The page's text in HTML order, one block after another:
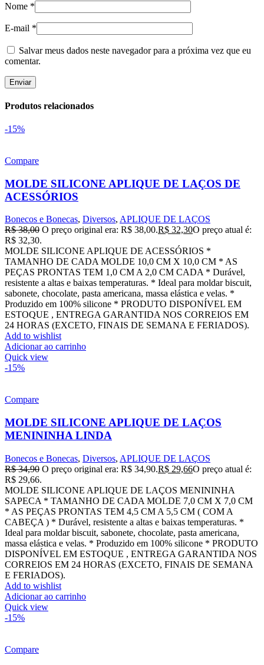
Nome *
E-mail *
Salvar meus dados neste navegador para a próxima vez que eu
comentar.
Produtos relacionados
-15%
Compare
MOLDE SILICONE APLIQUE DE LAÇOS DE
ACESSÓRIOS
Bonecos e Bonecas, Diversos, APLIQUE DE LAÇOS
R$38,00 O preço original era: R$ 38,00.R$ 32,30O preço atual é:
R$ 32,30.
MOLDE SILICONE APLIQUE DE ACESSÓRIOS *
TAMANHO DE CADA MOLDE 10,0 CM X 10,0 CM * AS
PEÇAS PRONTAS TEM 1,0 CM A 2,0 CM CADA * Durável,
resistente a altas e baixas temperaturas. * Ideal para moldar biscuit,
sabonete, chocolate, pasta americana, massa elástica e velas. *
Produzido em 100% silicone * PRODUTO DISPONÍVEL EM
ESTOQUE , ENTREGA GARANTIDA NOS CORREIOS EM
24 HORAS (EXCETO, FINAIS DE SEMANA E FERIADOS).
Add to wishlist
Adicionar ao carrinho
Quick view
-15%
Compare
MOLDE SILICONE APLIQUE DE LAÇOS
MENININHA LINDA
Bonecos e Bonecas, Diversos, APLIQUE DE LAÇOS
R$34,90 O preço original era: R$ 34,90.R$ 29,66O preço atual é:
R$ 29,66.
MOLDE SILICONE APLIQUE DE LAÇOS MENININHA
SAPECA * TAMANHO DE CADA MOLDE 7,0 CM X 7,0 CM
* AS PEÇAS PRONTAS TEM 4,5 CM A 5,5 CM ( COM A
CABEÇA ) * Durável, resistente a altas e baixas temperaturas. *
Ideal para moldar biscuit, sabonete, chocolate, pasta americana,
massa elástica e velas. * Produzido em 100% silicone * PRODUTO
DISPONÍVEL EM ESTOQUE , ENTREGA GARANTIDA NOS
CORREIOS EM 24 HORAS (EXCETO, FINAIS DE SEMANA
E FERIADOS).
Add to wishlist
Adicionar ao carrinho
Quick view
-15%
Compare